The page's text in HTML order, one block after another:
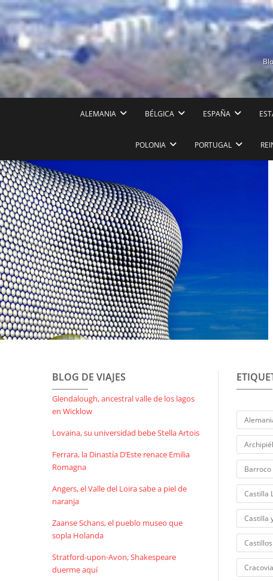
Saltar
al
contenido
ALEMANIA BÉLGICA ESPAÑA
POLONIA PORTUGAL
BLOG DE VIAJES
Glendalough, ancestral valle de los lagos
en Wicklow
Lovaina, su universidad bebe Stella Artois
Ferrara, la Dinastía D’Este renace Emilia
Romagna
Angers, el Valle del Loira sabe a piel de
naranja
Zaanse Schans, el pueblo museo que
sopla Holanda
Stratford-upon-Avon, Shakespeare
duerme aquí
Barroco
Castilla
Castilla
Castillos
Cracovia